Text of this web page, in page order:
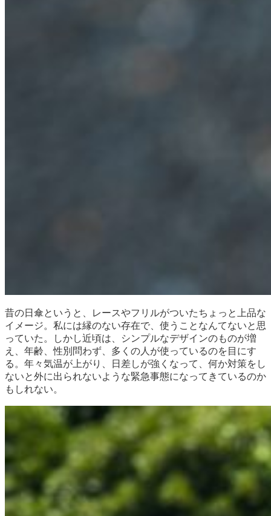
昔の日傘というと、レースやフリルがついたちょっと上品な
イメージ。私には縁のない存在で、使うことなんてないと思
っていた。しかし近頃は、シンプルなデザインのものが増
え、年齢、性別問わず、多くの人が使っているのを目にす
る。年々気温が上がり、日差しが強くなって、何か対策をし
ないと外に出られないような緊急事態になってきているのか
もしれない。